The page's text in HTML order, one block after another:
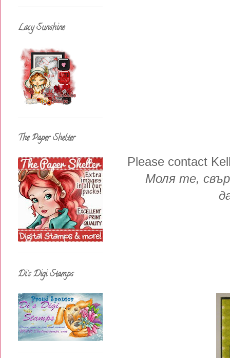
Please contact
Моля те,
Lacy Sunshine
The Paper Shelter
Di's Digi Stamps